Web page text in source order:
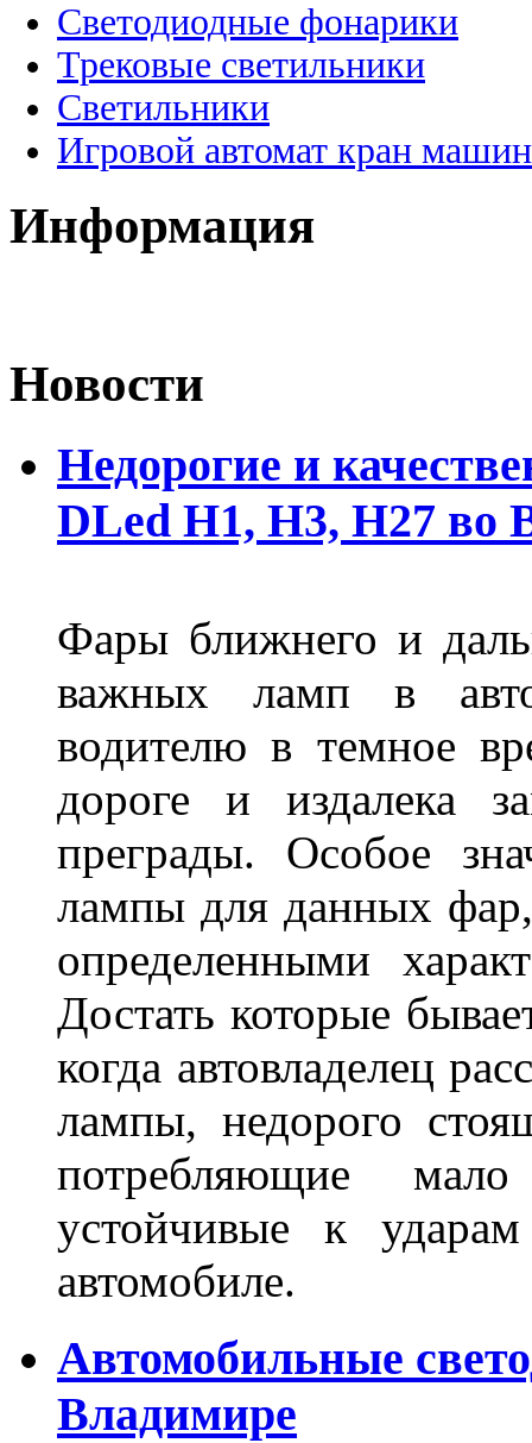
Светодиодные фонарики
Трековые светильники
Светильники
Игровой автомат кран
Информация
Новости
Недорогие и
DLed Н1, Н3, Н27 во
Фары ближнего и
важных ламп в
водителю в темное
дороге и издалека
преграды. Особое
лампы для данных
определенными
Достать которые
когда автовладелец
лампы, недорого
потребляющие
устойчивые к
автомобиле.
Автомобильные
Владимире